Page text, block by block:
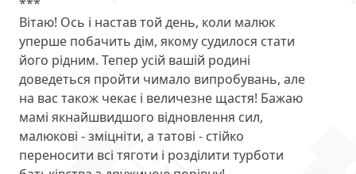
Вітаю! Ось і настав той день, коли малюк
уперше побачить дім, якому судилося стати
його рідним. Тепер усій вашій родині
доведеться пройти чимало випробувань, але
на вас також чекає і величезне щастя! Бажаю
мамі якнайшвидшого відновлення сил,
малюкові - зміцніти, а татові - стійко
переносити всі тяготи і розділити турботи